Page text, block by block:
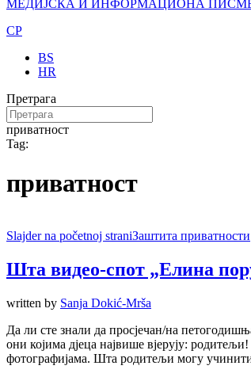
МЕДИЈСКА И ИНФОРМАЦИОНА
CP
BS
HR
Претрага
приватност
Tag:
приватност
Slajder na početnoj straniЗаштита приватности
Шта видео-спот „Елина
written by Sanja Dokić-Mrša
Да ли сте знали да просјечан/на
они којима дјеца највише вјерују:
фотографијама. Шта родитељи могу учинити